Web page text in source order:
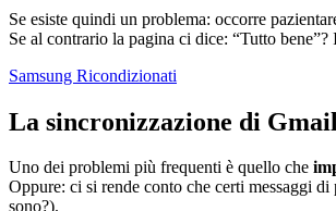
Se esiste quindi un problema: occorre
Se al contrario la pagina ci dice: “Tutto
Samsung Ricondizionati
La sincronizzazione di
Uno dei problemi più frequenti è quello che
Oppure: ci si rende conto che certi messaggi
sono?).